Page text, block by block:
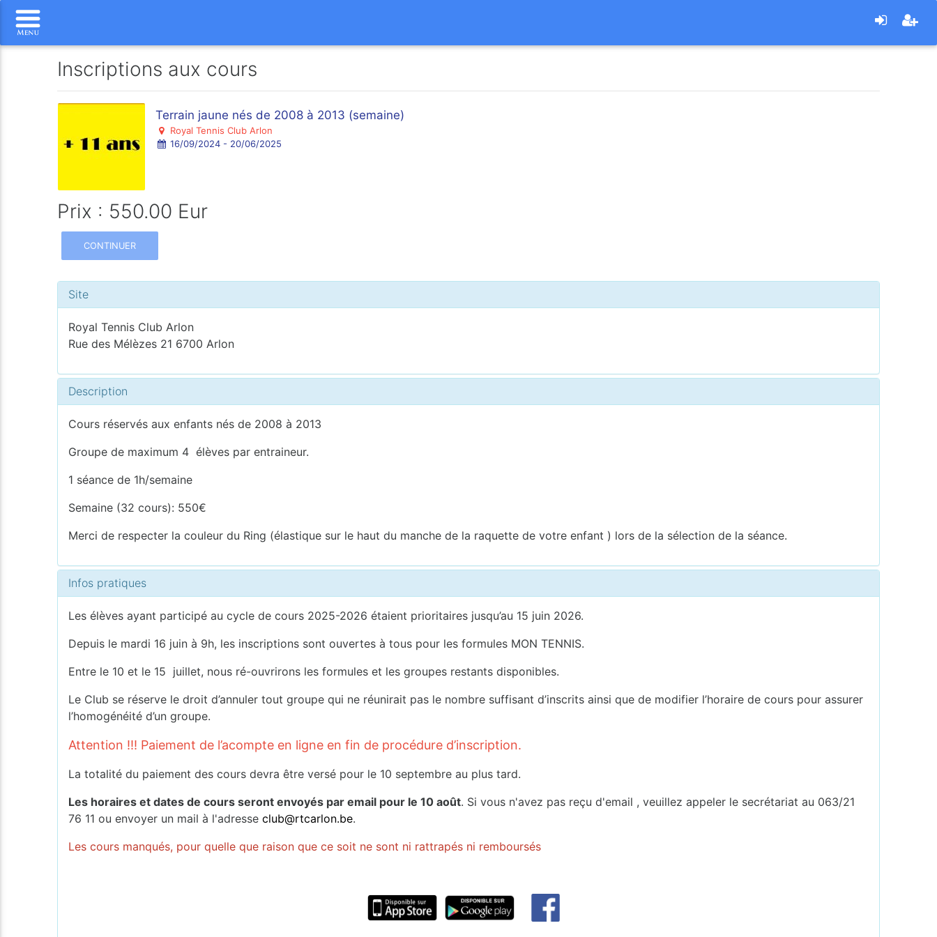
Inscriptions aux cours
Terrain jaune nés de 2008 à 2013 (semaine)
Royal Tennis Club Arlon
16/09/2024 - 20/06/2025
Prix : 550.00 Eur
CONTINUER
Site
Royal Tennis Club Arlon
Rue des Mélèzes 21 6700 Arlon
Description
Cours réservés aux enfants nés de 2008 à 2013
Groupe de maximum 4 élèves par entraineur.
1 séance de 1h/semaine
Semaine (32 cours): 550€
Merci de respecter la couleur du Ring (élastique sur le haut du manche de la raquette de votre enfant ) lors de la sélection de la séance.
Infos pratiques
Les élèves ayant participé au cycle de cours 2025-2026 étaient prioritaires jusqu’au 15 juin 2026.
Depuis le mardi 16 juin à 9h, les inscriptions sont ouvertes à tous pour les formules MON TENNIS.
Entre le 10 et le 15 juillet, nous ré-ouvrirons les formules et les groupes restants disponibles.
Le Club se réserve le droit d’annuler tout groupe qui ne réunirait pas le nombre suffisant d’inscrits ainsi que de modifier l’horaire de cours pour assurer
l’homogénéité d’un groupe.
Attention !!! Paiement de l’acompte en ligne en fin de procédure d’inscription.
La totalité du paiement des cours devra être versé pour le 10 septembre au plus tard.
Les horaires et dates de cours seront envoyés par email pour le 10 août. Si vous n'avez pas reçu d'email , veuillez appeler le secrétariat au 063/21
76 11 ou envoyer un mail à l'adresseclub@rtcarlon.be.
Les cours manqués, pour quelle que raison que ce soit ne sont ni rattrapés ni remboursés